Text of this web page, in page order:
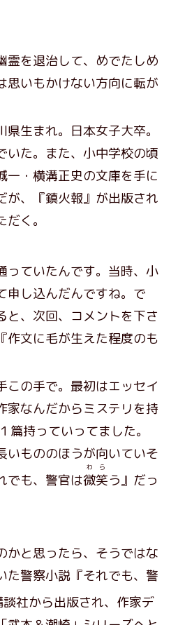
を退治して、めでたしめ
思いもかけない方向に転が
生まれ。日本女子大卒。
いた。また、小中学校の頃
一・横溝正史の文庫を手に
が、『鎮火報』が出版され
く。
っていたんです。当時、小
申し込んだんですね。で
と、次回、コメントを下さ
作文に毛が生えた程度のも
この手で。最初はエッセイ
家なんだからミステリを持
持っていってました。
いもののほうが向いていそ
でも、警官は微笑
わら
う』だっ
と思ったら、そうではな
た警察小説『それでも、警
社から出版され、作家デ